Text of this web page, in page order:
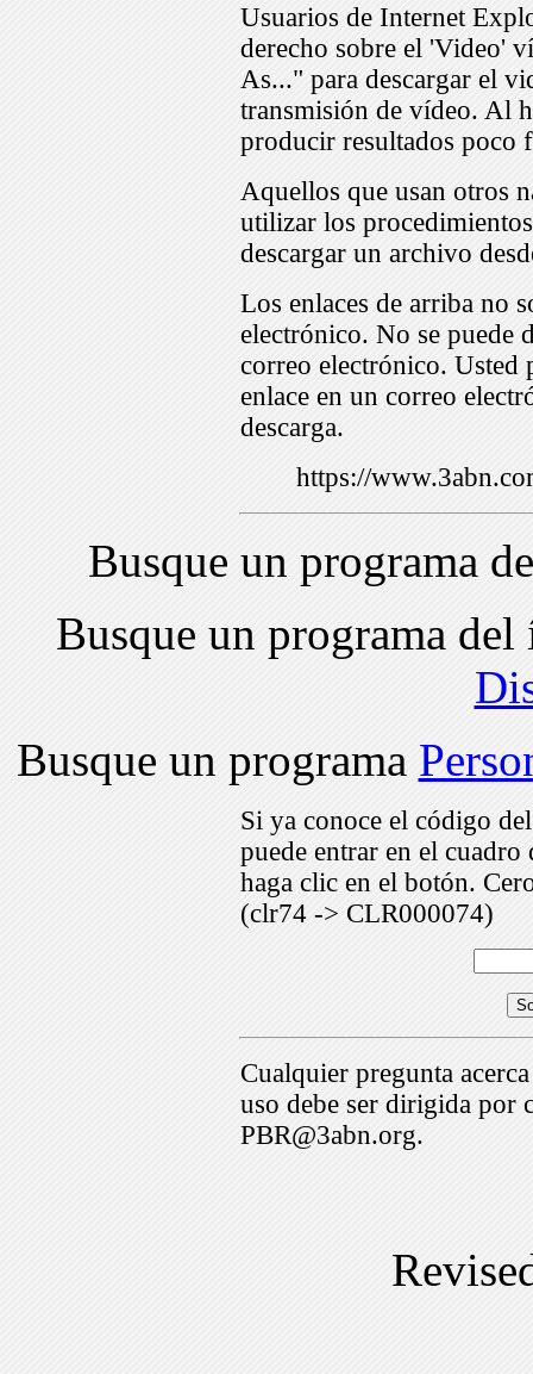
Usuarios de Internet
derecho sobre el 'Video'
As..." para descargar el
transmisión de vídeo. Al
producir resultados poco
Aquellos que usan otros
utilizar los
descargar un archivo
Los enlaces de arriba no
electrónico. No se puede
correo electrónico. Usted
enlace en un correo
descarga.
https://
Busque un programa
Busque un programa
Busque un programa
Si ya conoce el código
puede entrar en el
haga clic en el botón.
(clr74 -> CLR000074)
Cualquier pregunta
uso debe ser dirigida por
PBR@3abn.org.